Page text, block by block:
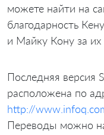
можете найти на
благодарность
и Майку Кону за
Последняя версия
расположена по
http://
Переводы можно